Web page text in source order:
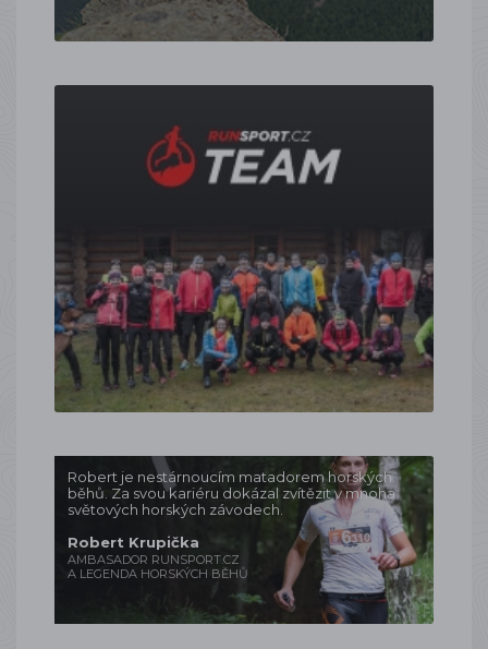
Robert je nestárnoucím matadorem horských
běhů. Za svou kariéru dokázal zvítězit v mnoha
světových horských závodech.
Robert Krupička
AMBASADOR RUNSPORT.CZ
A LEGENDA HORSKÝCH BĚHŮ